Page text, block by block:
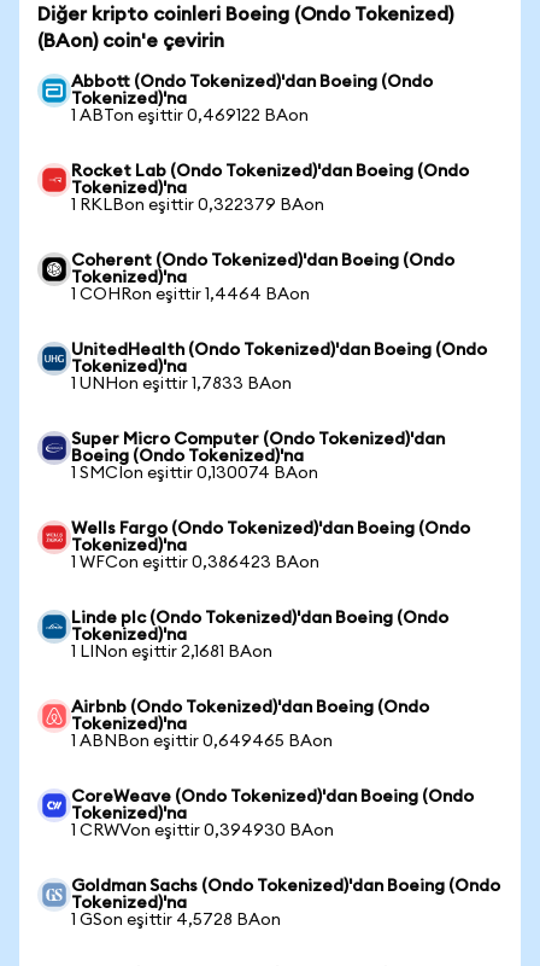
Diğer kripto coinleri Boeing (Ondo Tokenized)
(BAon) coin'e çevirin
Abbott (Ondo Tokenized)'dan Boeing (Ondo
Tokenized)'na
1 ABTon eşittir 0,469122 BAon
Rocket Lab (Ondo Tokenized)'dan Boeing (Ondo
Tokenized)'na
1 RKLBon eşittir 0,322379 BAon
Coherent (Ondo Tokenized)'dan Boeing (Ondo
Tokenized)'na
1 COHRon eşittir 1,4464 BAon
UnitedHealth (Ondo Tokenized)'dan Boeing (Ondo
Tokenized)'na
1 UNHon eşittir 1,7833 BAon
Super Micro Computer (Ondo Tokenized)'dan
Boeing (Ondo Tokenized)'na
1 SMCIon eşittir 0,130074 BAon
Wells Fargo (Ondo Tokenized)'dan Boeing (Ondo
Tokenized)'na
1 WFCon eşittir 0,386423 BAon
Linde plc (Ondo Tokenized)'dan Boeing (Ondo
Tokenized)'na
1 LINon eşittir 2,1681 BAon
Airbnb (Ondo Tokenized)'dan Boeing (Ondo
Tokenized)'na
1 ABNBon eşittir 0,649465 BAon
CoreWeave (Ondo Tokenized)'dan Boeing (Ondo
Tokenized)'na
1 CRWVon eşittir 0,394930 BAon
Goldman Sachs (Ondo Tokenized)'dan Boeing (Ondo
Tokenized)'na
1 GSon eşittir 4,5728 BAon